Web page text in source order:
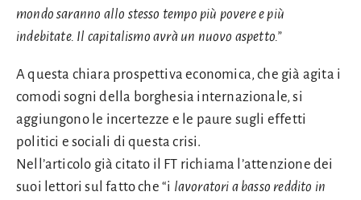
mondo saranno allo stesso tempo più povere e più
indebitate. Il capitalismo avrà un nuovo aspetto.”
A questa chiara prospettiva economica, che già agita i
comodi sogni della borghesia internazionale, si
aggiungono le incertezze e le paure sugli effetti
politici e sociali di questa crisi.
Nell’articolo già citato il FT richiama l’attenzione dei
suoi lettori sul fatto che “i lavoratori a basso reddito in